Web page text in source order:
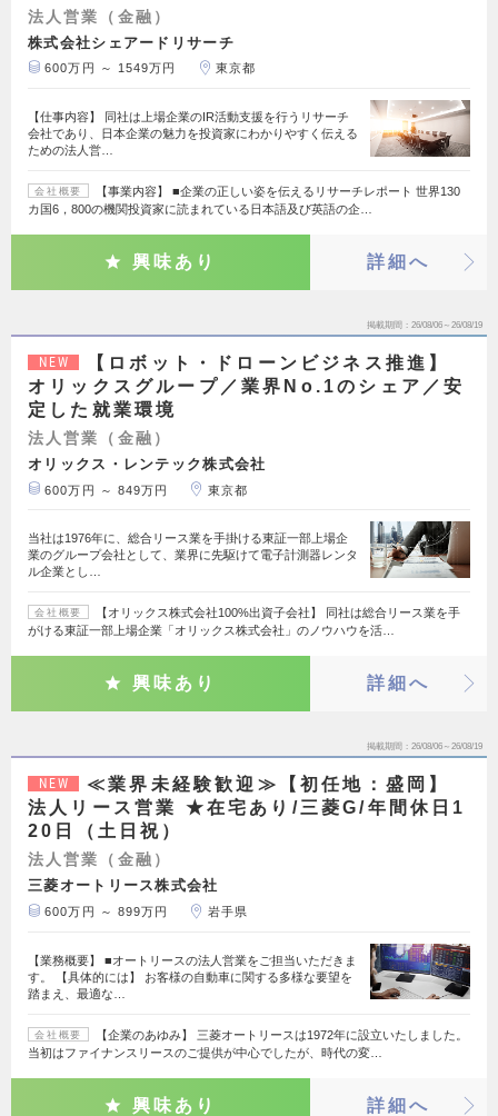
法人営業（金融）
株式会社シェアードリサーチ
600万円 ～ 1549万円 東京都
【仕事内容】 同社は上場企業のIR活動支援を行うリサーチ
会社であり、日本企業の魅力を投資家にわかりやすく伝える
ための法人営…
会社概要
【事業内容】 ■企業の正しい姿を伝えるリサーチレポート 世界130
カ国6，800の機関投資家に読まれている日本語及び英語の企…
興味あり 詳細へ
掲載期間 26/08/06～26/08/19
NEW
【ロボット・ドローンビジネス推進】
オリックスグループ／業界No.1のシェア／安
定した就業環境
法人営業（金融）
オリックス・レンテック株式会社
600万円 ～ 849万円 東京都
当社は1976年に、総合リース業を手掛ける東証一部上場企
業のグループ会社として、業界に先駆けて電子計測器レンタ
ル企業とし…
会社概要
【オリックス株式会社100%出資子会社】 同社は総合リース業を手
がける東証一部上場企業「オリックス株式会社」のノウハウを活…
興味あり 詳細へ
掲載期間 26/08/06～26/08/19
NEW
≪業界未経験歓迎≫【初任地：盛岡】
法人リース営業 ★在宅あり/三菱G/年間休日1
20日（土日祝）
法人営業（金融）
三菱オートリース株式会社
600万円 ～ 899万円 岩手県
【業務概要】 ■オートリースの法人営業をご担当いただきま
す。 【具体的には】 お客様の自動車に関する多様な要望を
踏まえ、最適な…
会社概要
【企業のあゆみ】 三菱オートリースは1972年に設立いたしました。
当初はファイナンスリースのご提供が中心でしたが、時代の変…
興味あり 詳細へ